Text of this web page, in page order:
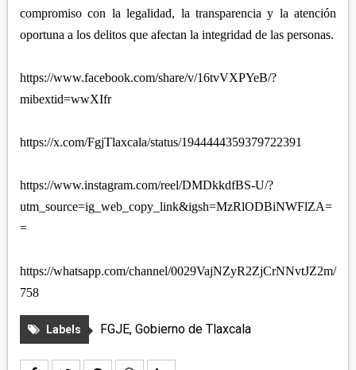
compromiso con la legalidad, la transparencia y la atención
oportuna a los delitos que afectan la integridad de las personas.
https://www.facebook.com/share/v/16tvVXPYeB/?
mibextid=wwXIfr
https://x.com/FgjTlaxcala/status/1944444359379722391
https://www.instagram.com/reel/DMDkkdfBS-U/?
utm_source=ig_web_copy_link&igsh=MzRlODBiNWFlZA=
=
https://whatsapp.com/channel/0029VajNZyR2ZjCrNNvtJZ2m/
758
Labels FGJE, Gobierno de Tlaxcala